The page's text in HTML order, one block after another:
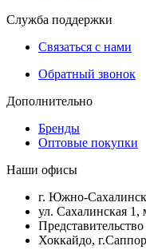
Служба поддержки
Связаться с нами
Обратный звонок
Дополнительно
Бренды
Оптовые покупки
Наши офисы
г. Южно-
ул. Сахалинская
Хоккайдо,